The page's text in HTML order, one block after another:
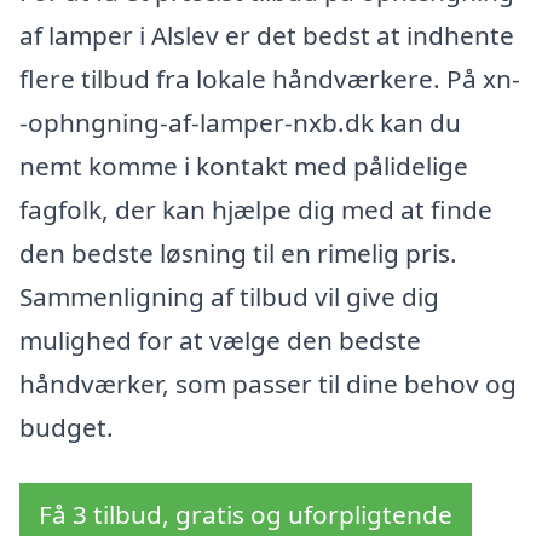
af lamper i Alslev er det bedst at indhente
flere tilbud fra lokale håndværkere. På xn-
-ophngning-af-lamper-nxb.dk kan du
nemt komme i kontakt med pålidelige
fagfolk, der kan hjælpe dig med at finde
den bedste løsning til en rimelig pris.
Sammenligning af tilbud vil give dig
mulighed for at vælge den bedste
håndværker, som passer til dine behov og
budget.
Få 3 tilbud, gratis og uforpligtende